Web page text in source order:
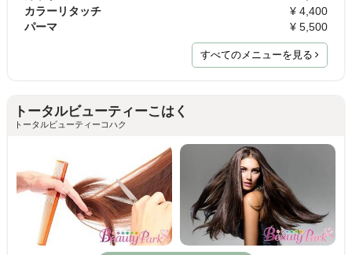
カラーリタッチ
¥ 4,400
パーマ
¥ 5,500
すべてのメニューを見る
トータルビューティーこはく
トータルビューティーコハク